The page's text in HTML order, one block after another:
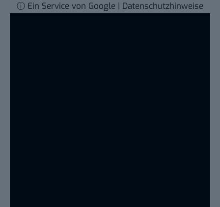
ⓘ Ein Service von Google | Datenschutzhinweise